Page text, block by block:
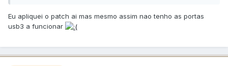
Eu apliquei o patch ai mas mesmo assim nao tenho as portas
usb3 a funcionar